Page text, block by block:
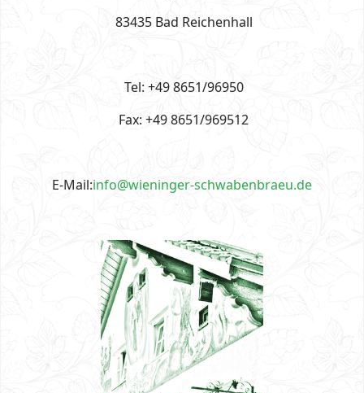
83435 Bad Reichenhall
Tel: +49 8651/96950
Fax: +49 8651/969512
E-Mail:info@wieninger-schwabenbraeu.de